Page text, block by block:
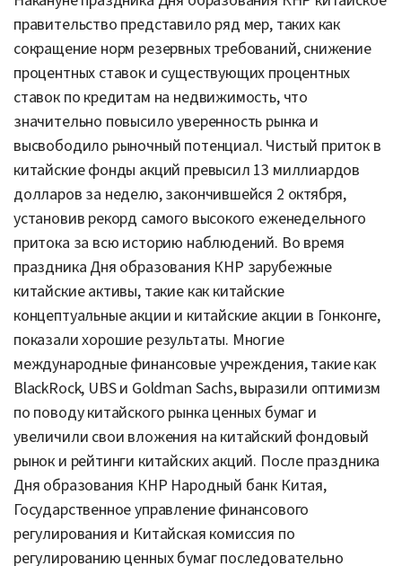
правительство представило ряд мер, таких как
сокращение норм резервных требований, снижение
процентных ставок и существующих процентных
ставок по кредитам на недвижимость, что
значительно повысило уверенность рынка и
высвободило рыночный потенциал. Чистый приток в
китайские фонды акций превысил 13 миллиардов
долларов за неделю, закончившейся 2 октября,
установив рекорд самого высокого еженедельного
притока за всю историю наблюдений. Во время
праздника Дня образования КНР зарубежные
китайские активы, такие как китайские
концептуальные акции и китайские акции в Гонконге,
показали хорошие результаты. Многие
международные финансовые учреждения, такие как
BlackRock, UBS и Goldman Sachs, выразили оптимизм
по поводу китайского рынка ценных бумаг и
увеличили свои вложения на китайский фондовый
рынок и рейтинги китайских акций. После праздника
Дня образования КНР Народный банк Китая,
Государственное управление финансового
регулирования и Китайская комиссия по
регулированию ценных бумаг последовательно